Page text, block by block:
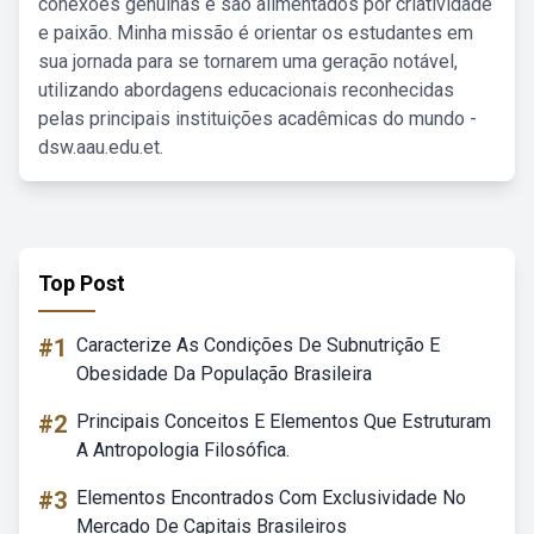
e paixão. Minha missão é orientar os estudantes em
sua jornada para se tornarem uma geração notável,
utilizando abordagens educacionais reconhecidas
pelas principais instituições acadêmicas do mundo -
dsw.aau.edu.et.
Top Post
#1 Caracterize As Condições De Subnutrição E
Obesidade Da População Brasileira
#2 Principais Conceitos E Elementos Que Estruturam
A Antropologia Filosófica.
#3 Elementos Encontrados Com Exclusividade No
Mercado De Capitais Brasileiros